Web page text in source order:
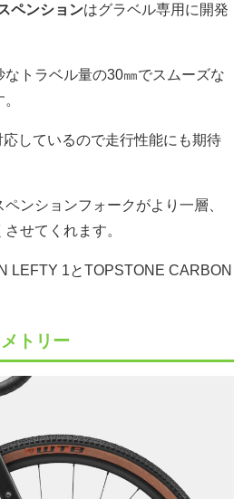
ペンションはグラベル専用に開発
トラベル量の30㎜でスムーズな
しているので走行性能にも期待
ンションフォークがより一層、
せてくれます。
LEFTY 1とTOPSTONE CARBON
トリー